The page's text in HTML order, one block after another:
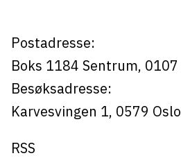
Postadresse:
Boks 1184 Sentrum, 0107
Besøksadresse:
Karvesvingen 1, 0579 Oslo
RSS